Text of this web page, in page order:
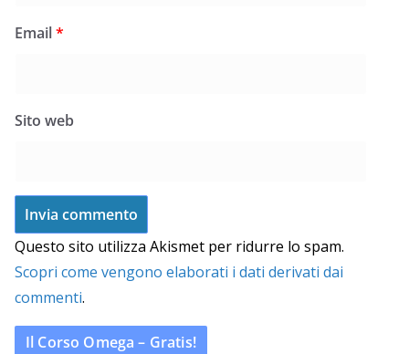
Email*
Sito web
Questo sito utilizza Akismet per ridurre lo spam.
Scopri come vengono elaborati i dati derivati dai
commenti.
Il Corso Omega – Gratis!